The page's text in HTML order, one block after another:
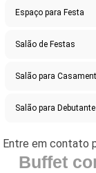
Espaço para Festa
Salão de Festas
Salão para
Salão para Debutante
Buffet